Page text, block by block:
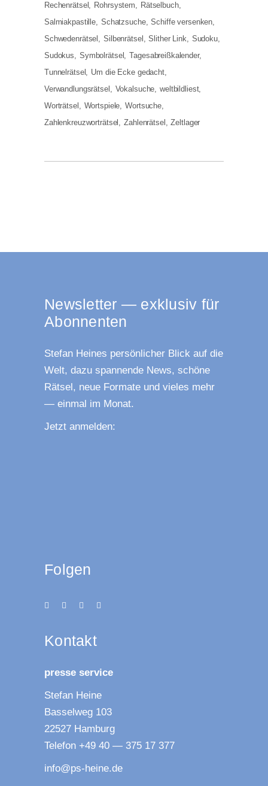
Rechenrätsel
Rohrsystem
Rätselbuch
Salmiakpastille Schatzsuche Schiffe versenken
Schwedenrätsel
Silbenrätsel Slither Link
Sudoku
Sudokus
Symbolrätsel
Tagesabreißkalender
Tunnelrätsel
Um die Ecke gedacht
Verwandlungsrätsel
Vokalsuche
weltbildliest
Worträtsel
Wortspiele
Wortsuche
Zahlenkreuzworträtsel
Zahlenrätsel Zeltlager
News­let­ter — exklu­siv für
Abonnenten
Ste­fan Hei­nes per­sön­li­cher Blick auf die
Welt, dazu span­nen­de News, schö­ne
Rät­sel, neue For­ma­te und vie­les mehr
— ein­mal im Monat.
Jetzt anmel­den:
Folgen
Kon­takt
pres­se service
Ste­fan Heine
Bas­sel­weg 103
22527 Hamburg
Tele­fon +49 40 — 375 17 377
info@ps-heine.de